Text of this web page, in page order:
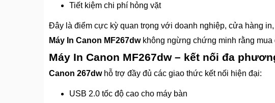
Tiết kiệm chi phí hỏng vặt
Đây là điểm cực kỳ quan trọng với doanh nghiệp, cửa hàng
Máy In Canon MF267dwkhông ngừng chứng minh rằng mua
Máy In Canon MF267dw – kết nối đa
Canon 267dwhỗ trợ đầy đủ các giao thức kết nối hiện đại:
USB 2.0 tốc độ cao cho máy bàn